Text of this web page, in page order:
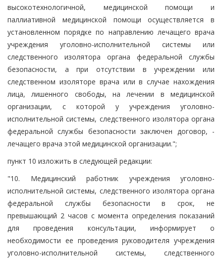
высокотехнологичной, медицинской помощи и
паллиативной медицинской помощи осуществляется в
установленном порядке по направлению лечащего врача
учреждения уголовно-исполнительной системы или
следственного изолятора органа федеральной службы
безопасности, а при отсутствии в учреждении или
следственном изоляторе врача или в случае нахождения
лица, лишенного свободы, на лечении в медицинской
организации, с которой у учреждения уголовно-
исполнительной системы, следственного изолятора органа
федеральной службы безопасности заключен договор, -
лечащего врача этой медицинской организации.";
пункт 10 изложить в следующей редакции:
"10. Медицинский работник учреждения уголовно-
исполнительной системы, следственного изолятора органа
федеральной службы безопасности в срок, не
превышающий 2 часов с момента определения показаний
для проведения консультации, информирует о
необходимости ее проведения руководителя учреждения
уголовно-исполнительной системы, следственного